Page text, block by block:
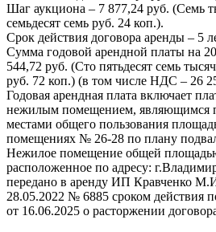
Шаг аукциона – 7 877,24 руб. (Семь
семьдесят семь руб. 24 коп.).
Срок действия договора аренды – 5
Сумма годовой арендной платы на
544,72 руб. (Сто пятьдесят семь
руб. 72 коп.) (в том числе НДС – 26
Годовая арендная плата включает
нежилым помещением, являющимся
местами общего пользования
помещениях № 26-28 по плану
Нежилое помещение общей
расположенное по адресу:
передано в аренду ИП Кравченко
28.05.2022 № 6885 сроком действия
от 16.06.2025 о расторжении